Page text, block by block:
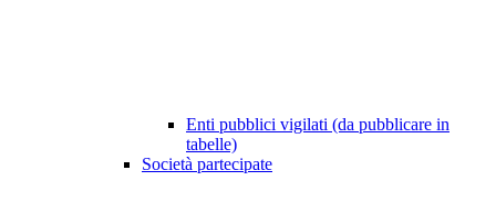
Enti pubblici vigilati (da pubblicare in
tabelle)
Società partecipate